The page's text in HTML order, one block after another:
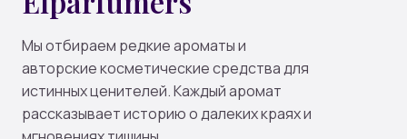
Мы отбираем редкие ароматы и
авторские косметические средства для
истинных ценителей. Каждый аромат
рассказывает историю о далеких краях и